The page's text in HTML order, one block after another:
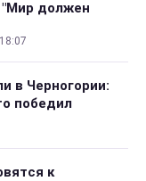
должен
в Черногории:
победил
к